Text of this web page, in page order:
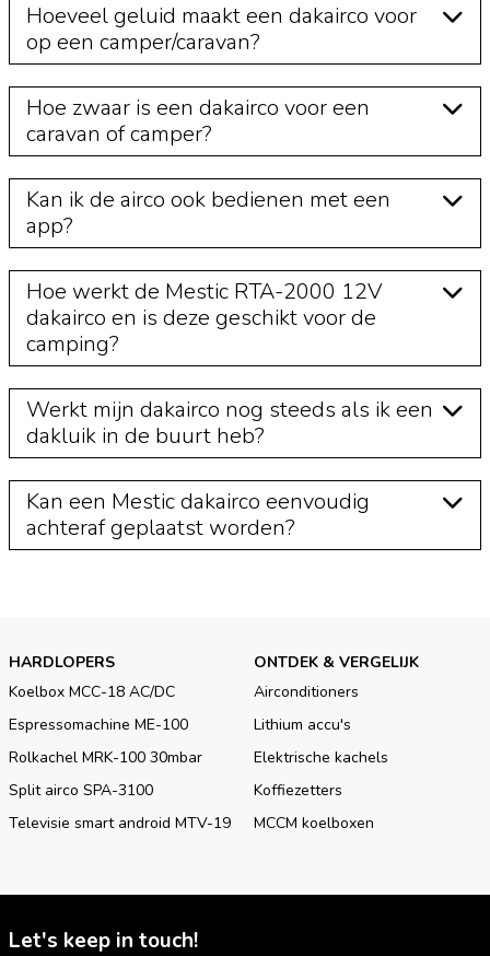
Hoeveel geluid maakt een dakairco voor
op een camper/caravan?
Hoe zwaar is een dakairco voor een
caravan of camper?
Kan ik de airco ook bedienen met een
app?
Hoe werkt de Mestic RTA-2000 12V
dakairco en is deze geschikt voor de
camping?
Werkt mijn dakairco nog steeds als ik een
dakluik in de buurt heb?
Kan een Mestic dakairco eenvoudig
achteraf geplaatst worden?
HARDLOPERS
Koelbox MCC-18 AC/DC
Espressomachine ME-100
Rolkachel MRK-100 30mbar
Split airco SPA-3100
Televisie smart android MTV-19
ONTDEK & VERGELIJK
Airconditioners
Lithium accu's
Elektrische kachels
Koffiezetters
MCCM koelboxen
Let's keep in touch!